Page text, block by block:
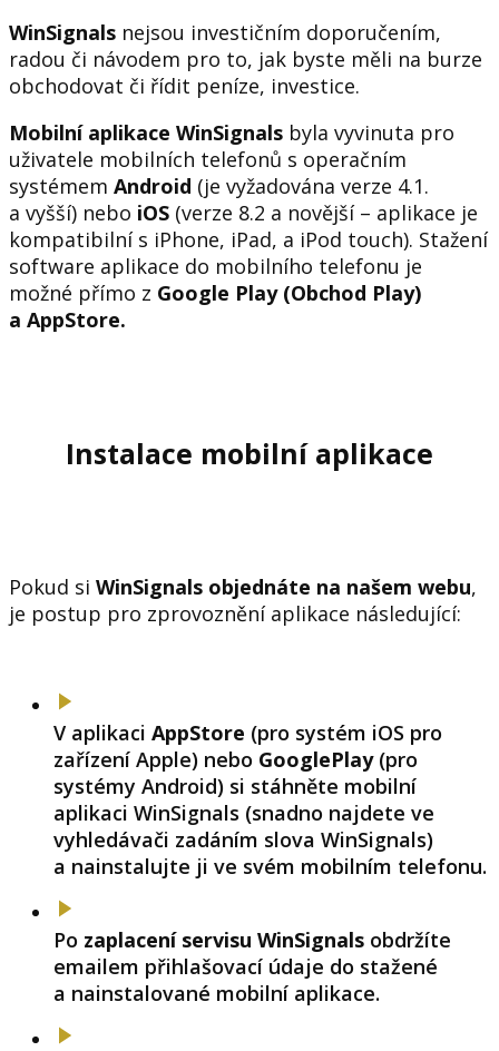
WinSignals nejsou investičním doporučením,
radou či návodem pro to, jak byste měli na burze
obchodovat či řídit peníze, investice.
Mobilní aplikace WinSignals byla vyvinuta pro
uživatele mobilních telefonů s operačním
systémem Android (je vyžadována verze 4.1.
a vyšší) nebo iOS (verze 8.2 a novější – aplikace je
kompatibilní s iPhone, iPad, a iPod touch). Stažení
software aplikace do mobilního telefonu je
možné přímo z Google Play (Obchod Play)
a AppStore.
Instalace mobilní aplikace
Pokud si WinSignals objednáte na našem webu,
je postup pro zprovoznění aplikace následující:
V aplikaci AppStore (pro systém iOS pro
zařízení Apple) nebo GooglePlay(pro
systémy Android) si stáhněte mobilní
aplikaci WinSignals (snadno najdete ve
vyhledávači zadáním slova WinSignals)
a nainstalujte ji ve svém mobilním telefonu.
Po zaplacení servisu WinSignals obdržíte
emailem přihlašovací údaje do stažené
a nainstalované mobilní aplikace.